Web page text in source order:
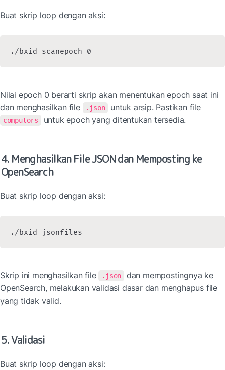
Buat skrip loop dengan aksi:
./bxid scanepoch 0
Nilai epoch 0 berarti skrip akan menentukan epoch saat ini
dan menghasilkan file
.json untuk arsip. Pastikan file
computors untuk epoch yang ditentukan tersedia.
4. Menghasilkan File JSON dan Memposting ke
OpenSearch
Buat skrip loop dengan aksi:
./bxid jsonfiles
Skrip ini menghasilkan file .json
dan mempostingnya ke
OpenSearch, melakukan validasi dasar dan menghapus file
yang tidak valid.
5. Validasi
Buat skrip loop dengan aksi: